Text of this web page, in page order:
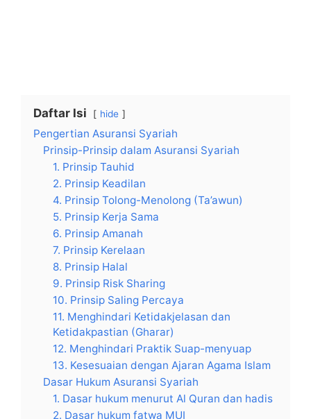
Daftar Isi hide
Pengertian Asuransi Syariah
Prinsip-Prinsip dalam Asuransi Syariah
1. Prinsip Tauhid
2. Prinsip Keadilan
4. Prinsip Tolong-Menolong (Ta’awun)
5. Prinsip Kerja Sama
6. Prinsip Amanah
7. Prinsip Kerelaan
8. Prinsip Halal
9. Prinsip Risk Sharing
10. Prinsip Saling Percaya
11. Menghindari Ketidakjelasan dan
Ketidakpastian (Gharar)
12. Menghindari Praktik Suap-menyuap
13. Kesesuaian dengan Ajaran Agama Islam
Dasar Hukum Asuransi Syariah
1. Dasar hukum menurut Al Quran dan hadis
2. Dasar hukum fatwa MUI